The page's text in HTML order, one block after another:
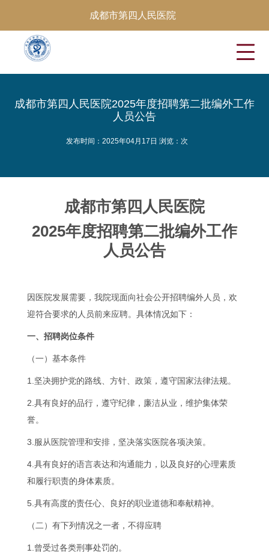
成都市第四人民医院
成都市第四人民医院2025年度招聘第二批编外工作
人员公告
发布时间：2025年04月17日 浏览： 次
成都市第四人民医院
2025年度招聘第二批编外工作
人员公告
因医院发展需要，我院现面向社会公开招聘编外人员，欢
迎符合要求的人员前来应聘。具体情况如下：
一、 招聘岗位条件
（一）基本条件
1.坚决拥护党的路线、方针、政策，遵守国家法律法规。
2.具有良好的品行，遵守纪律，廉洁从业，维护集体荣
誉。
3.服从医院管理和安排，坚决落实医院各项决策。
4.具有良好的语言表达和沟通能力，以及良好的心理素质
和履行职责的身体素质。
5.具有高度的责任心、良好的职业道德和奉献精神。
（二）有下列情况之一者，不得应聘
1.曾受过各类刑事处罚的。